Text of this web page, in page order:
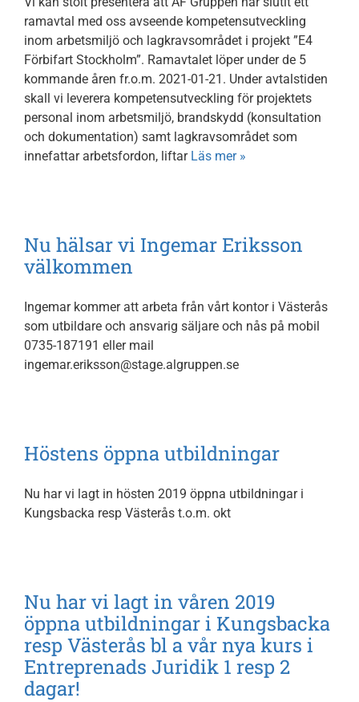
ramavtal med oss avseende kompetensutveckling
inom arbetsmiljö och lagkravsområdet i projekt ”E4
Förbifart Stockholm”. Ramavtalet löper under de 5
kommande åren fr.o.m. 2021-01-21. Under avtalstiden
skall vi leverera kompetensutveckling för projektets
personal inom arbetsmiljö, brandskydd (konsultation
och dokumentation) samt lagkravsområdet som
innefattar arbetsfordon, liftar Läs mer »
Nu hälsar vi Ingemar Eriksson
välkommen
Ingemar kommer att arbeta från vårt kontor i Västerås
som utbildare och ansvarig säljare och nås på mobil
0735-187191 eller mail
ingemar.eriksson@stage.algruppen.se
Höstens öppna utbildningar
Nu har vi lagt in hösten 2019 öppna utbildningar i
Kungsbacka resp Västerås t.o.m. okt
Nu har vi lagt in våren 2019
öppna utbildningar i Kungsbacka
resp Västerås bl a vår nya kurs i
Entreprenads Juridik 1 resp 2
dagar!